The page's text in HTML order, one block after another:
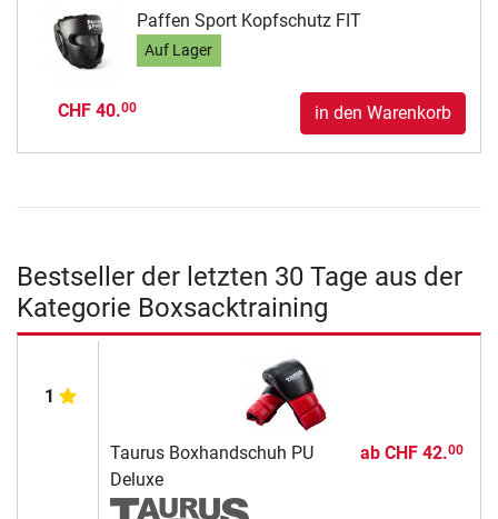
Paffen Sport Kopfschutz FIT
Auf Lager
CHF 40.00 in den Warenkorb
Bestseller der letzten 30 Tage aus der
Kategorie Boxsacktraining
1
Taurus Boxhandschuh PU
Deluxe
ab CHF 42.00